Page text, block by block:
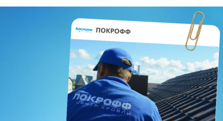
Готовые проекты Блог Доставка Оплата Вакансии